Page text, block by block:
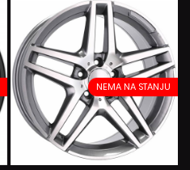
NEMA NA STANJU